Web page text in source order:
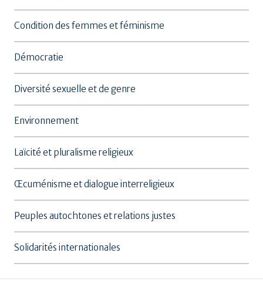
Condition des femmes et féminisme
Démocratie
Diversité sexuelle et de genre
Environnement
Laïcité et pluralisme religieux
Œcuménisme et dialogue interreligieux
Peuples autochtones et relations justes
Solidarités internationales